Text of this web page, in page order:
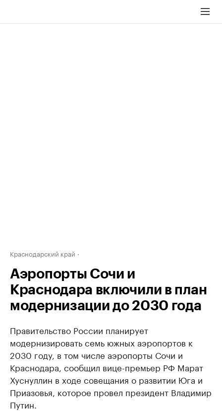
Краснодарский край
Аэропорты Сочи и
Краснодара включили в план
модернизации до 2030 года
Правительство России планирует
модернизировать семь южных аэропортов к
2030 году, в том числе аэропорты Сочи и
Краснодара, сообщил вице-премьер РФ Марат
Хуснуллин в ходе совещания о развитии Юга и
Приазовья, которое провел президент Владимир
Путин.